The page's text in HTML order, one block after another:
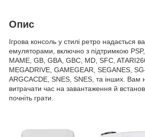
Опис
Ігрова консоль у стилі ретро надається
емуляторами, включно з підтримкою
MAME, GB, GBA, GBC, MD, SFC,
MEGADRIVE, GAMEGEAR, SEGANES,
ARGCACDE, SNES, SNES, та інших. Вам
витрачати час на завантаження й
почніть грати.